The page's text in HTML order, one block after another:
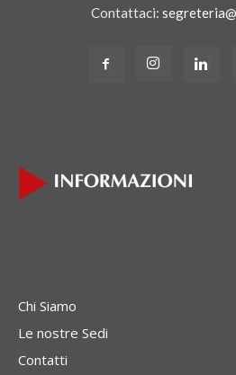
Contattaci:
Chi Siamo
Le nostre Sedi
Contatti